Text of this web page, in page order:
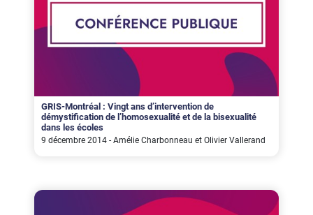
GRIS-Montréal : Vingt ans d’intervention de
démystification de l’homosexualité et de la bisexualité
dans les écoles
9 décembre 2014 - Amélie Charbonneau et Olivier Vallerand